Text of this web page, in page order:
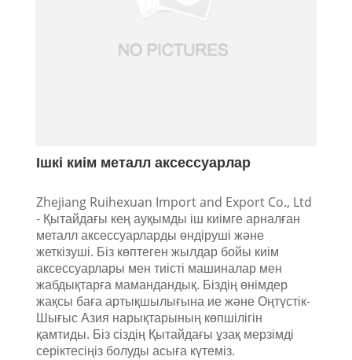
Ішкі киім металл аксессуарлар
Zhejiang Ruihexuan Import and Export Co., Ltd
- Қытайдағы кең ауқымды іш киімге арналған
металл аксессуарларды өндіруші және
жеткізуші. Біз көптеген жылдар бойы киім
аксессуарлары мен тиісті машиналар мен
жабдықтарға мамандандық. Біздің өнімдер
жақсы баға артықшылығына ие және Оңтүстік-
Шығыс Азия нарықтарының көпшілігін
қамтиды. Біз сіздің Қытайдағы ұзақ мерзімді
серіктесіңіз болуды асыға күтеміз.